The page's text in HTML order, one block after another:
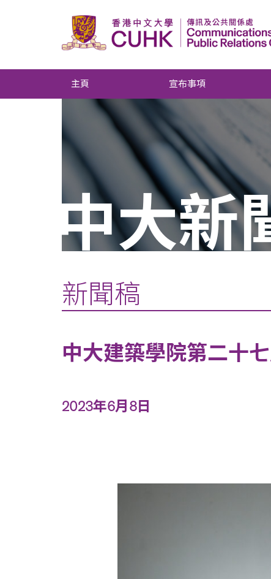
主頁 宣布事項
中大新
新聞稿
中大建築學院第二十
2023年6月8日